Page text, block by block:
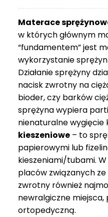
749 zł
Materace
w których głównym
“fundamentem” jest
wykorzystanie
Działanie sprężyny
nacisk zwrotny na
bioder, czy barków
sprężyna wypiera
nienaturalne wygięcie
kieszeniowe – to
papierowymi lub
kieszeniami/tubami.
placów związanych
zwrotny również
newralgiczne miejsca,
ortopedyczną.